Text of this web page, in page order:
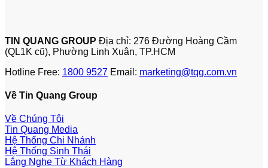
TIN QUANG GROUP Địa chỉ: 276 Đường Hoàng Cầm
(QL1K cũ), Phường Linh Xuân, TP.HCM
Hotline Free: 1800 9527 Email: marketing@tqg.com.vn
Về Tin Quang Group
Về Chúng Tôi
Tin Quang Media
Hệ Thống Chi Nhánh
Hệ Thống Sinh Thái
Lắng Nghe Từ Khách Hàng